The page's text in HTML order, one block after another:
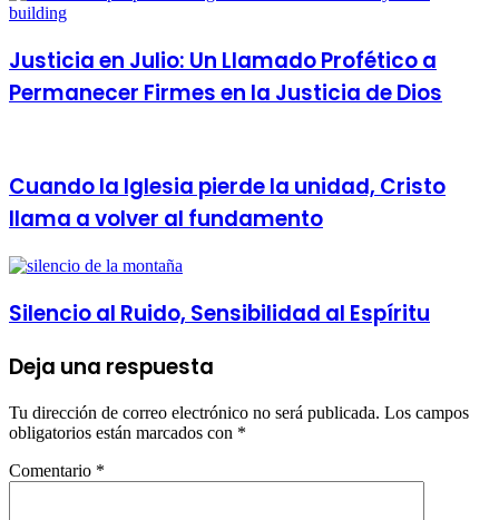
Justicia en Julio: Un Llamado Profético a
Permanecer Firmes en la Justicia de Dios
Cuando la Iglesia pierde la unidad, Cristo
llama a volver al fundamento
Silencio al Ruido, Sensibilidad al Espíritu
Deja una respuesta
Tu dirección de correo electrónico no será publicada. Los campos
obligatorios están marcados con *
Comentario *